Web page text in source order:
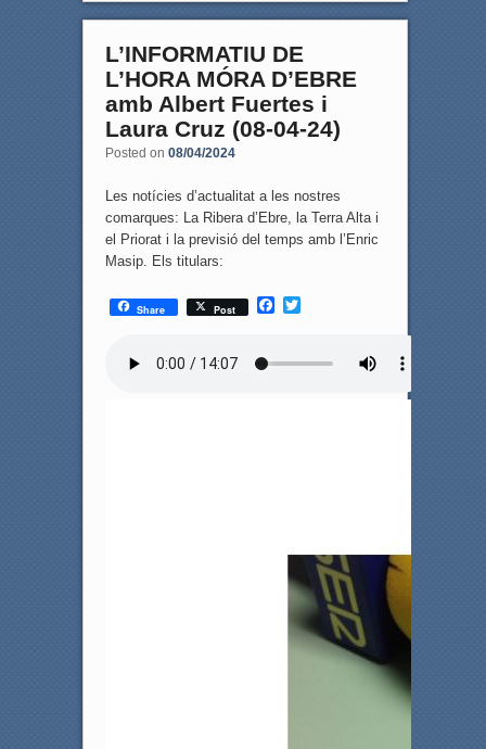
L’INFORMATIU DE
L’HORA MÓRA D’EBRE
amb Albert Fuertes i
Laura Cruz (08-04-24)
Posted on 08/04/2024
Les notícies d’actualitat a les nostres
comarques: La Ribera d’Ebre, la Terra Alta i
el Priorat i la previsió del temps amb l’Enric
Masip. Els titulars:
Share Post
F
T